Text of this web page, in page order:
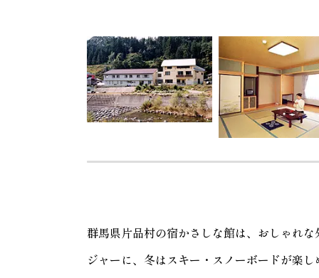
群馬県片品村の宿かさしな館は、おしゃれ
ジャーに、冬はスキー・スノーボードが楽し